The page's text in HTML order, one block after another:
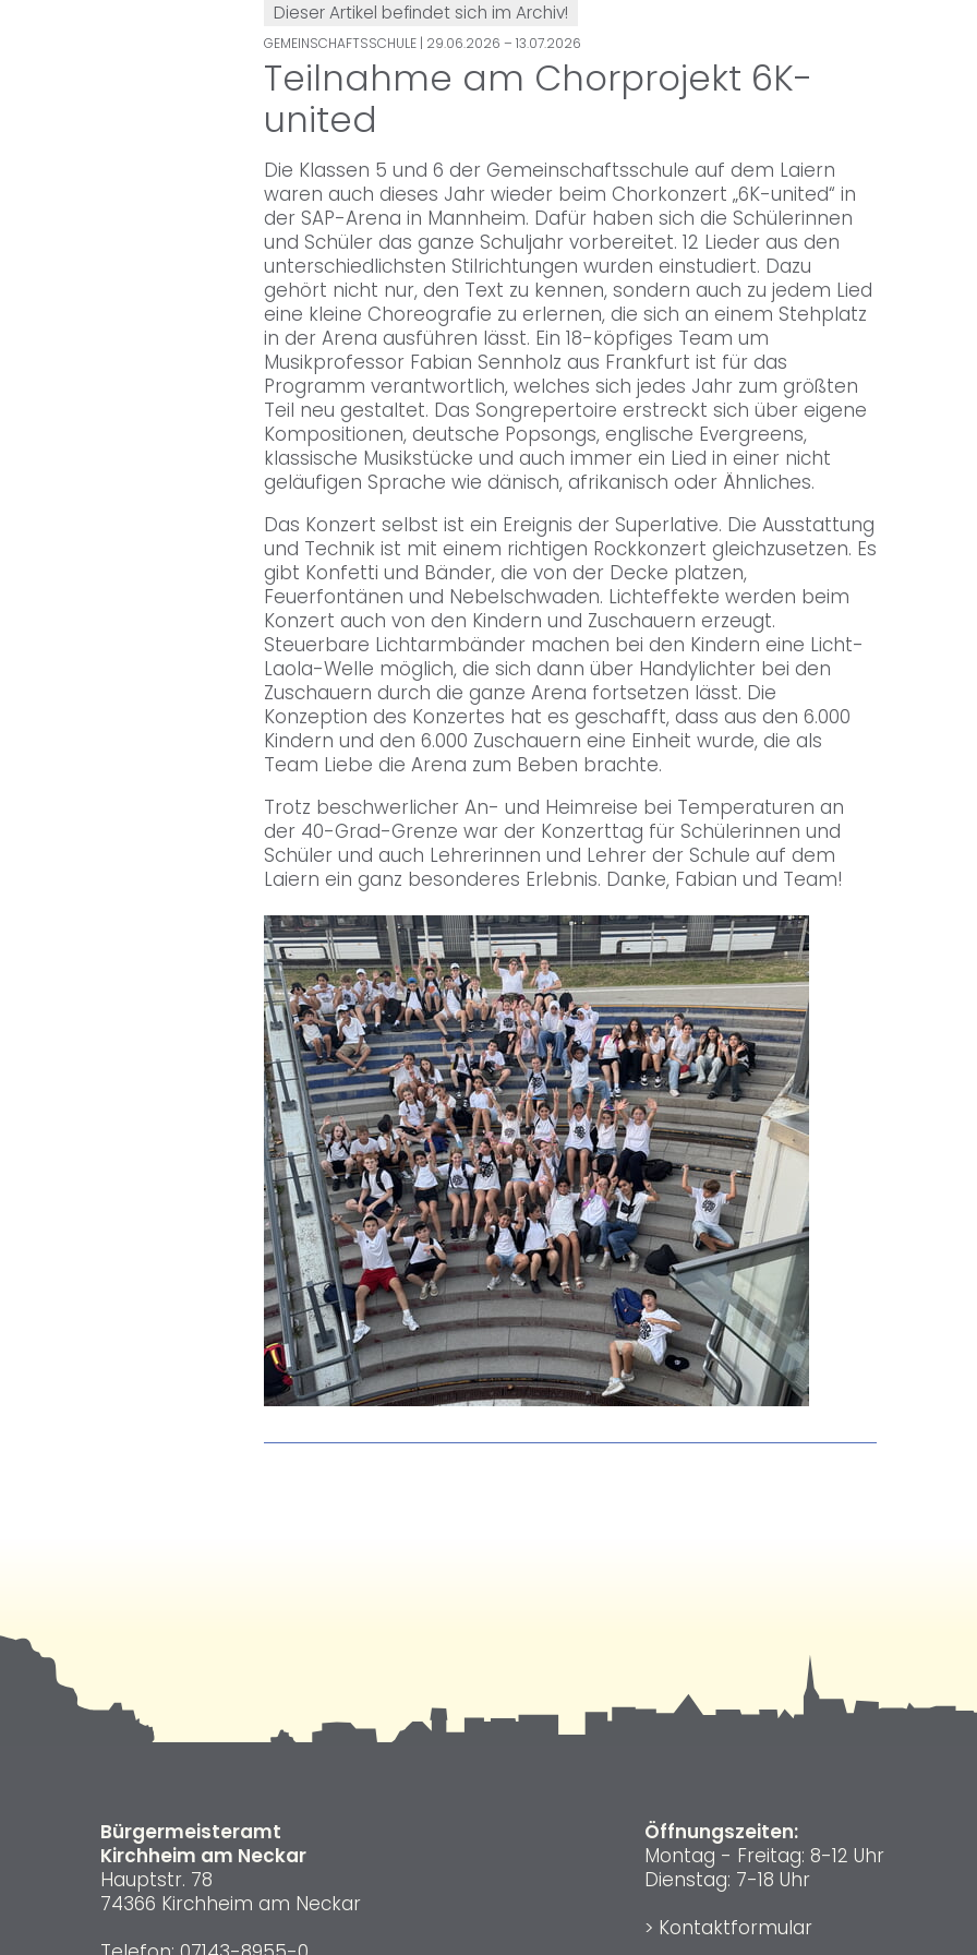
Dieser Artikel befindet sich im Archiv!
GEMEINSCHAFTSSCHULE| 29.06.2026 – 13.07.2026
Teilnahme am Chorprojekt 6K-
united
Die Klassen 5 und 6 der Gemeinschaftsschule auf dem Laiern
waren auch dieses Jahr wieder beim Chorkonzert „6K-united“ in
der SAP-Arena in Mannheim. Dafür haben sich die Schülerinnen
und Schüler das ganze Schuljahr vorbereitet. 12 Lieder aus den
unterschiedlichsten Stilrichtungen wurden einstudiert. Dazu
gehört nicht nur, den Text zu kennen, sondern auch zu jedem Lied
eine kleine Choreografie zu erlernen, die sich an einem Stehplatz
in der Arena ausführen lässt. Ein 18-köpfiges Team um
Musikprofessor Fabian Sennholz aus Frankfurt ist für das
Programm verantwortlich, welches sich jedes Jahr zum größten
Teil neu gestaltet. Das Songrepertoire erstreckt sich über eigene
Kompositionen, deutsche Popsongs, englische Evergreens,
klassische Musikstücke und auch immer ein Lied in einer nicht
geläufigen Sprache wie dänisch, afrikanisch oder Ähnliches.
Das Konzert selbst ist ein Ereignis der Superlative. Die Ausstattung
und Technik ist mit einem richtigen Rockkonzert gleichzusetzen. Es
gibt Konfetti und Bänder, die von der Decke platzen,
Feuerfontänen und Nebelschwaden. Lichteffekte werden beim
Konzert auch von den Kindern und Zuschauern erzeugt.
Steuerbare Lichtarmbänder machen bei den Kindern eine Licht-
Laola-Welle möglich, die sich dann über Handylichter bei den
Zuschauern durch die ganze Arena fortsetzen lässt. Die
Konzeption des Konzertes hat es geschafft, dass aus den 6.000
Kindern und den 6.000 Zuschauern eine Einheit wurde, die als
Team Liebe die Arena zum Beben brachte.
Trotz beschwerlicher An- und Heimreise bei Temperaturen an
der 40-Grad-Grenze war der Konzerttag für Schülerinnen und
Schüler und auch Lehrerinnen und Lehrer der Schule auf dem
Laiern ein ganz besonderes Erlebnis. Danke, Fabian und Team!
Bürgermeisteramt
Kirchheim am Neckar
Hauptstr. 78
74366 Kirchheim am Neckar
Öffnungszeiten:
Montag - Freitag: 8-12 Uhr
Dienstag: 7-18 Uhr
> Kontaktformular